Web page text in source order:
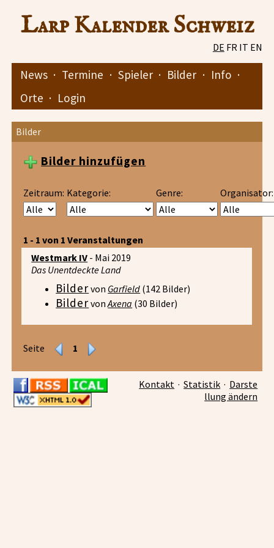
Larp Kalender Schweiz
DE FR IT EN
News · Termine · Spieler · Bilder · Info ·
Orte · Login
Bilder
Bilder hinzufügen
Zeitraum: Kategorie: Genre: Organisator:
1 - 1 von 1 Veranstaltungen
Westmark IV - Mai 2019
Das Unentdeckte Land
Bildervon Garfield (142 Bilder)
BildervonAxena (30 Bilder)
Seite 1
Kontakt ·Statistik · Darste
llung ändern